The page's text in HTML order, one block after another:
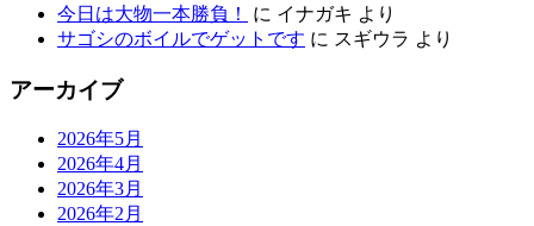
今日は大物一本勝負！
に イナガキ より
サゴシのボイルでゲットです に スギウラ より
アーカイブ
2026年5月
2026年4月
2026年3月
2026年2月